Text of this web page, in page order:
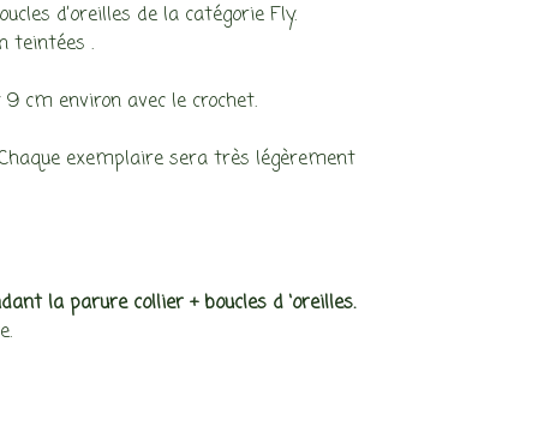
d’oreilles de la catégorie Fly.
teintées .
cm environ avec le crochet.
exemplaire sera très légèrement
la parure collier + boucles d ‘oreilles.